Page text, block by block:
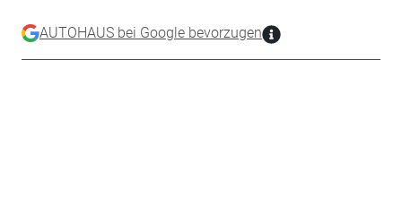
AUTOHAUS bei Google bevorzugen